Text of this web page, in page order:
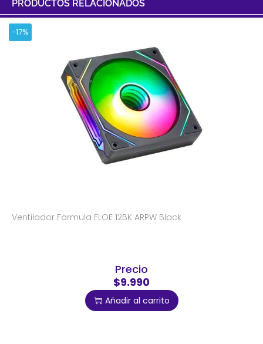
PRODUCTOS RELACIONADOS
-17%
Ventilador Formula FLOE 12BK ARPW Black
Precio
$9.990
Añadir al carrito